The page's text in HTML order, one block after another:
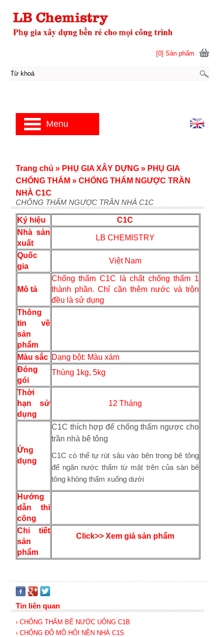
CHỐNG THẤM NGƯỢC TRẦN NHÀ C1C
Ký hiệu
C1C
Nhà sản
xuất
LB CHEMISTRY
Quốc
gia
Việt Nam
Mô tả
Chống thấm C1C là chất chống thấm 1
thành phần. Chỉ cần thêm nước và trộn
đều là sử dụng
Thông
tin về
sản
phẩm
Màu sắc Dạng bột: Màu xám
Đóng
gói
Thùng 1kg, 5kg
Thời
hạn sử
dụng
12 Tháng
Ứng
dụng
C1C thích hợp để chống thấm ngược cho
trần nhà bê tông
C1C có thể tự rút sâu vào bên trong bê tông
để ngăn nước thấm từ mặt trên của sàn bê
tông không thấm xuống dưới
Hướng
dẫn thi
công
Chi tiết
sản
phẩm
Click>> Xem giá sản phẩm
Tin liên quan
› CHỐNG THẤM BỂ NƯỚC UỐNG C1B
› CHỐNG ĐỔ MỒ HÔI NỀN NHÀ C1S
Trang chủ » PHỤ GIA XÂY DỰNG » PHỤ GIA
CHỐNG THẤM » CHỐNG THẤM NGƯỢC TRẦN
NHÀ C1C
[0] Sản phẩm
Menu